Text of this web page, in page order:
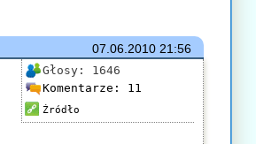
07.06.201021:56
Głosy: 1646
Komentarze: 11
Źródło